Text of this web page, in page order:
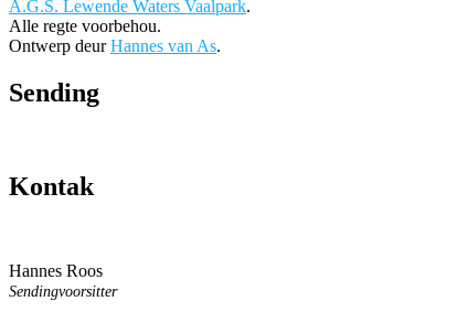
A.G.S. Lewende Waters Vaalpark.
Alle regte voorbehou.
Ontwerp deurHannes van As.
Sending
Kontak
Hannes Roos
Sendingvoorsitter